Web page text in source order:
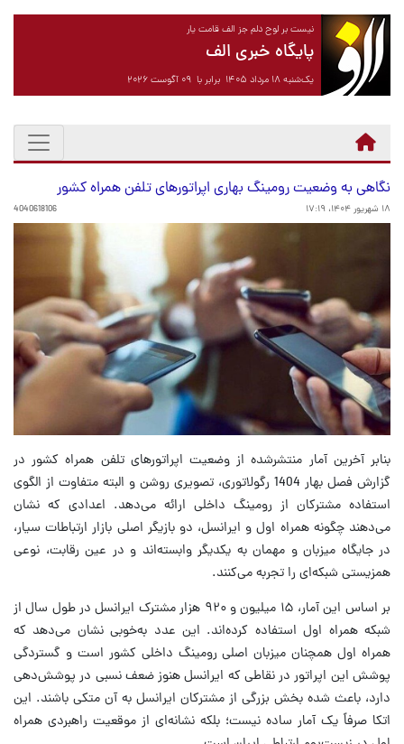
نیست بر لوح دلم جز الف قامت یار
پایگاه خبری الف
یک‌شنبه ۱۸ مرداد ۱۴۰۵ برابر با ۰۹ آگوست ۲۰۲۶
نگاهی به وضعیت رومینگ بهاری اپراتورهای تلفن همراه کشور
۱۸ شهریور ۱۴۰۴، ۱۷:۱۹ 4040618106
بنابر آخرین آمار منتشرشده از وضعیت اپراتورهای تلفن همراه کشور در
گزارش فصل بهار 1404 رگولاتوری، تصویری روشن و البته متفاوت از الگوی
استفاده مشترکان از رومینگ داخلی ارائه می‌دهد. اعدادی که نشان
می‌دهند چگونه همراه اول و ایرانسل، دو بازیگر اصلی بازار ارتباطات سیار،
در جایگاه میزبان و مهمان به یکدیگر وابسته‌اند و در عین رقابت، نوعی
همزیستی شبکه‌ای را تجربه می‌کنند.
بر اساس این آمار، ۱۵ میلیون و ۹۲۰ هزار مشترک ایرانسل در طول سال از
شبکه همراه اول استفاده کرده‌اند. این عدد به‌خوبی نشان می‌دهد که
همراه اول همچنان میزبان اصلی رومینگ داخلی کشور است و گستردگی
پوشش این اپراتور در نقاطی که ایرانسل هنوز ضعف نسبی در پوشش‌دهی
دارد، باعث شده بخش بزرگی از مشترکان ایرانسل به آن متکی باشند. این
اتکا صرفاً یک آمار ساده نیست؛ بلکه نشانه‌ای از موقعیت راهبردی همراه